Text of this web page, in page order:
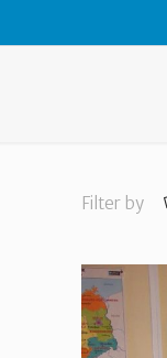
Filter by